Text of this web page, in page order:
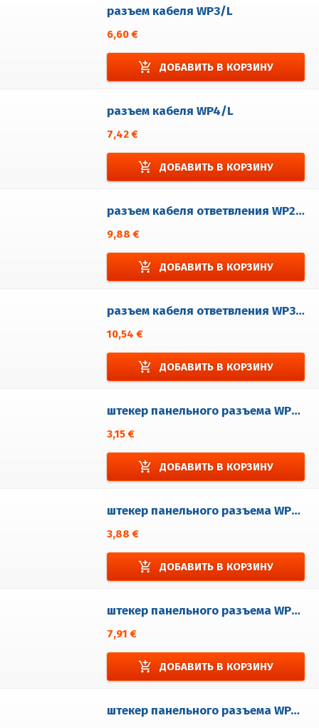
разъем кабеля WP3/L
6,60 €
add_shopping_cart ДОБАВИТЬ В КОРЗИНУ
разъем кабеля WP4/L
7,42 €
add_shopping_cart ДОБАВИТЬ В КОРЗИНУ
разъем кабеля ответвления WP2/DT
9,88 €
add_shopping_cart ДОБАВИТЬ В КОРЗИНУ
разъем кабеля ответвления WP3/DT
10,54 €
add_shopping_cart ДОБАВИТЬ В КОРЗИНУ
штекер панельного разъема WP2 / EM
3,15 €
add_shopping_cart ДОБАВИТЬ В КОРЗИНУ
штекер панельного разъема WP3/EM
3,88 €
add_shopping_cart ДОБАВИТЬ В КОРЗИНУ
штекер панельного разъема WP3/EM32
7,91 €
add_shopping_cart ДОБАВИТЬ В КОРЗИНУ
штекер панельного разъема WP4/EM